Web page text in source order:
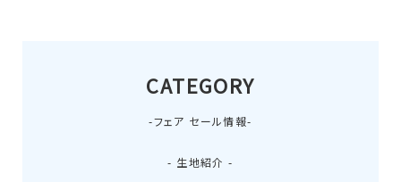
CATEGORY
-フェア セール情報-
- 生地紹介 -